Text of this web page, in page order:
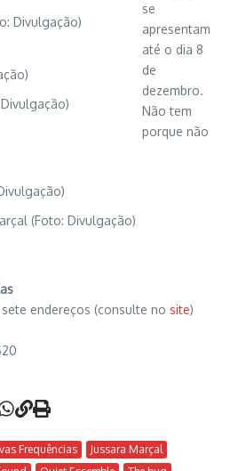
Divulgação)
se
apresentam
até o dia 8
de
dezembro.
Não tem
porque não
(Foto: Divulgação)
sete endereços (consulte no site)
Frequências
Jussara Marçal